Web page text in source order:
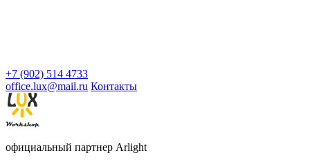
+7 (902) 514 4733
office.lux@mail.ru Контакты
официальный партнер Arlight